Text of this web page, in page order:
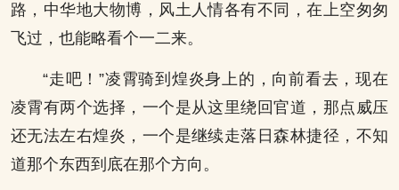
路，中华地大物博，风土人情各有不同，在上空匆匆
飞过，也能略看个一二来。
“走吧！”凌霄骑到煌炎身上的，向前看去，现在
凌霄有两个选择，一个是从这里绕回官道，那点威压
还无法左右煌炎，一个是继续走落日森林捷径，不知
道那个东西到底在那个方向。